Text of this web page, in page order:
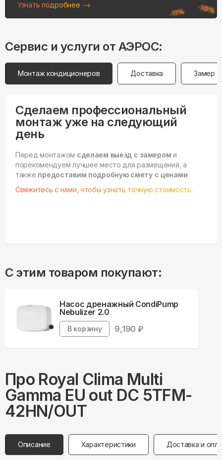
Узнать подробнее
Сервис и услуги от АЭРОС:
Монтаж кондиционеров Доставка Замер
Сделаем профессиональный
монтаж уже на следующий
день
Перед монтажом сделаем выезд с замером и
порекомендуем лучшее место для размещения, а
также предоставим подробную смету с ценами
Свяжитесь с нами, чтобы узнать точную стоимость.
С этим товаром покупают:
Насос дренажный CondiPump
Nebulizer 2.0
В корзину 9,190 ₽
Про Royal Clima Multi
Gamma EU out DC 5TFM-
42HN/OUT
Описание Характеристики Доставка и